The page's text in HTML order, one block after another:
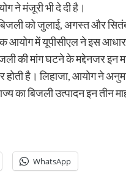
ने मंजूरी भी दे दी है।
को जुलाई, अगस्त और
आयोग में यूपीसीएल ने इस आधार
की मांग घटने के मद्देनजर इन
है। लिहाजा, आयोग ने
का बिजली उत्पादन इन तीन
WhatsApp